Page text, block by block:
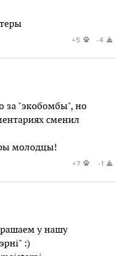
+5 -4
за "экобомбы", но
сменил
молодцы!
+7 -1
у нашу
:)